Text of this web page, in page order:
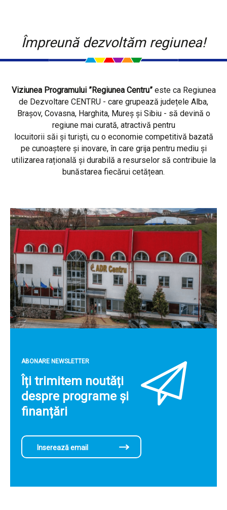
Împreună dezvoltăm regiunea!
Viziunea Programului ”Regiunea Centru”este ca Regiunea
de Dezvoltare CENTRU - care grupează județele Alba,
Brașov, Covasna, Harghita, Mureș și Sibiu - să devină o
regiune mai curată, atractivă pentru
locuitorii săi și turiști, cu o economie competitivă bazată
pe cunoaștere și inovare, în care grija pentru mediu și
utilizarea rațională și durabilă a resurselor să contribuie la
bunăstarea fiecărui cetățean.
ABONARE NEWSLETTER
Îți trimitem noutăți
despre programe și
finanțări